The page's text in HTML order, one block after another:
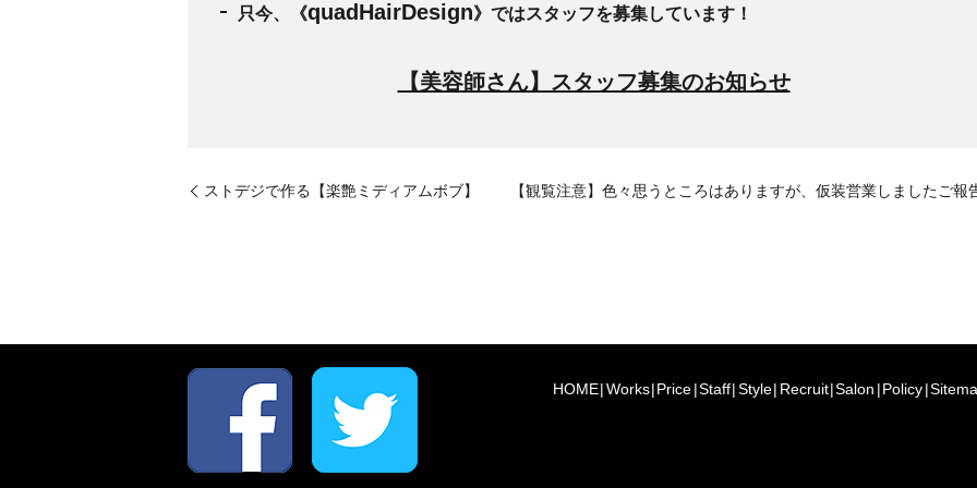
只今、《quadHairDesign》ではスタッフを募集しています！
【美容師さん】スタッフ募集のお知らせ
ストデジで作る【楽艶ミディアムボブ】 【観覧注意】色々思うところはありますが、仮装営業しましたご報
HOME Works Price Staff Style Recruit Salon Policy